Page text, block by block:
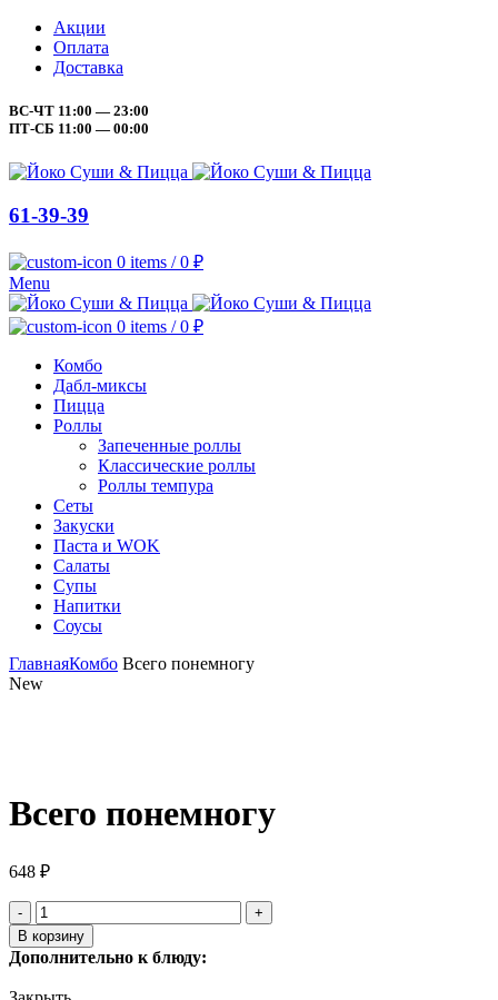
Акции
Оплата
Доставка
ВС-ЧТ 11:00 — 23:00
ПТ-СБ 11:00 — 00:00
61-39-39
0 items / 0 ₽
Menu
0 items / 0 ₽
Комбо
Дабл-миксы
Пицца
Роллы
Запеченные роллы
Классические роллы
Роллы темпура
Сеты
Закуски
Паста и WOK
Салаты
Супы
Напитки
Соусы
ГлавнаяКомбо Всего понемногу
New
Всего понемногу
648 ₽
Количество
товара
Всего
понемногу
В корзину
Дополнительно к блюду: